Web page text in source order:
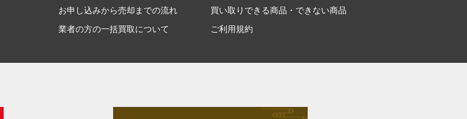
お申し込みから売却までの流れ
買い取りできる商品・できない商品
業者の方の一括買取について ご利用規約